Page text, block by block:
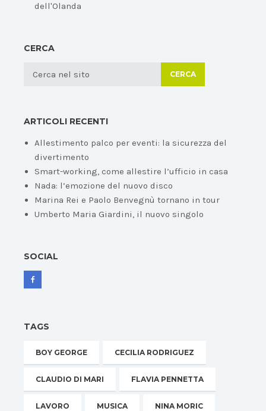
dell'Olanda
CERCA
CERCA
ARTICOLI RECENTI
Allestimento palco per eventi: la sicurezza del
divertimento
Smart-working, come allestire l’ufficio in casa
Nada: l’emozione del nuovo disco
Marina Rei e Paolo Benvegnù tornano in tour
Umberto Maria Giardini, il nuovo singolo
SOCIAL
TAGS
BOY GEORGE CECILIA RODRIGUEZ
CLAUDIO DI MARI FLAVIA PENNETTA
LAVORO MUSICA NINA MORIC